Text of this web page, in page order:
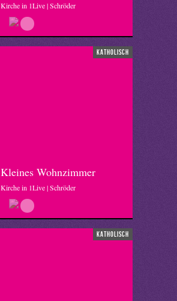
Kirche in 1Live | Schröder
katholisch
Kleines Wohnzimmer
Kirche in 1Live | Schröder
katholisch